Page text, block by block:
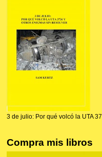
3 de julio: Por qué volcó la UTA
Compra mis libros